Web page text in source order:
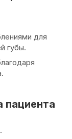
для
губы.
пациента